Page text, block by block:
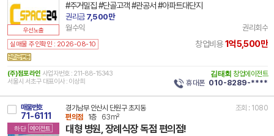
우선노출
#주거밀집 #단골고객 #관공서 #아파트대단지
권리금7,500만
월수익
권리회수
실매물 주인확인 : 2026-08-10 창업비용1억5,500만
(주)점포라인 사업자번호 : 211-88-15343
서울시 서초구 대표이사 : 이상희
김태회 창업에이전트
휴대폰 010-8289-****
매물번호
71-6111
하단 에이전트
경기남부 안산시 단원구 초지동
조회 : 1080
편의점
1층 63m²
대형 병원, 장례식장 독점 편의점!